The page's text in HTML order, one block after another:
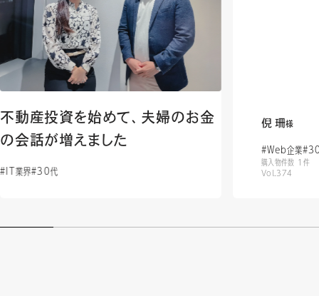
不動産投資を始めて、夫婦のお金
の会話が増えました
#IT業界#30代
倪 珊様
#Web企業
購入物件数 1件
Vol.374